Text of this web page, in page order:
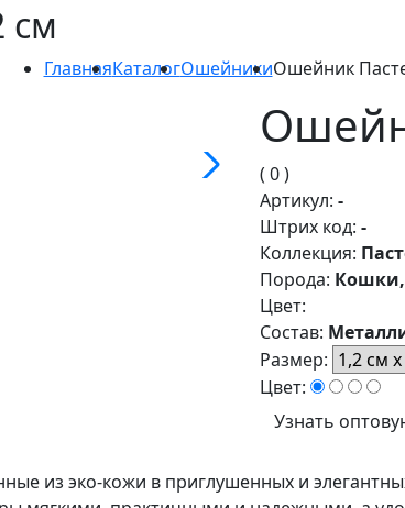
см
ГлавнаяКаталогОшейникиОшейник
( 0 )
Артикул: -
Штрих код: -
Коллекция:
Порода:
Цвет:
Состав:
Размер:
Цвет:
Узнать
из эко-кожи в приглушенных и